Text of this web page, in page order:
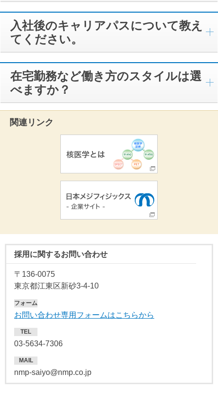
入社後のキャリアパスについて教え
てください。
在宅勤務など働き方のスタイルは選
べますか？
関連リンク
採用に関するお問い合わせ
〒136-0075
東京都江東区新砂3-4-10
フォーム
お問い合わせ専用フォームはこちらから
TEL
03-5634-7306
MAIL
nmp-saiyo@nmp.co.jp